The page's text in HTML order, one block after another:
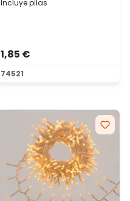
Incluye pilas
1,85 €
74521